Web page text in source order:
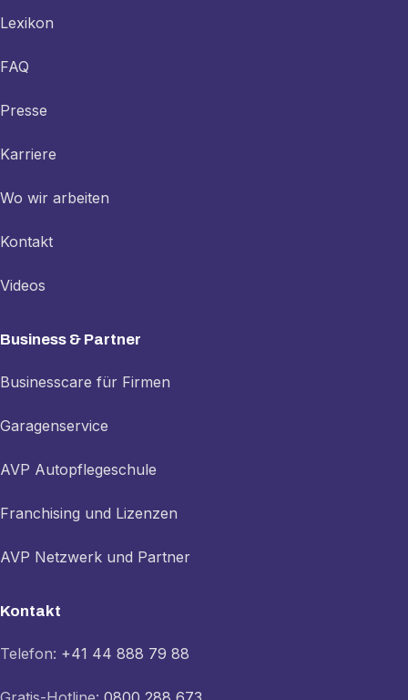
Lexikon
FAQ
Presse
Karriere
Wo wir arbeiten
Kontakt
Videos
Business & Partner
Businesscare für Firmen
Garagenservice
AVP Autopflegeschule
Franchising und Lizenzen
AVP Netzwerk und Partner
Kontakt
Telefon: +41 44 888 79 88